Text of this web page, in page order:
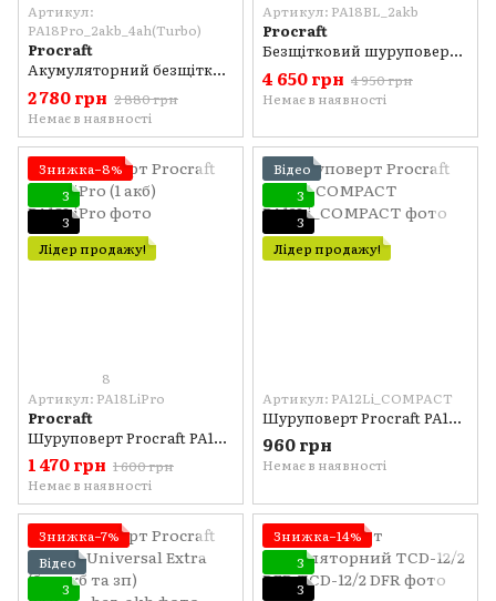
Артикул:
PA18Pro_2akb_4ah(Turbo)
Procraft
Акумуляторний безщітковий шуруповерт Procraft PA18Pro 2акб 4ah Turbo та ЗП Кейс
2 780 грн 2 880 грн
Немає в наявності
Артикул: PA18BL_2akb
Procraft
Безщітковий шуруповерт Procraft PA18BL Universal Extra 2 акб 4Аг
4 650 грн 4 950 грн
Немає в наявності
Знижка−8%
3
3
Лідер продажу!
8
Артикул: PA18LiPro
Procraft
Шуруповерт Procraft PA18LiPro (1 акб)
1 470 грн 1 600 грн
Немає в наявності
Відео
3
3
Лідер продажу!
Артикул: PA12Li_COMPACT
Шуруповерт Procraft PA12Li COMPACT
960 грн
Немає в наявності
Знижка−7%
Відео
3
Знижка−14%
3
3